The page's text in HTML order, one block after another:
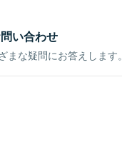
い合わせ
な疑問にお答えします。